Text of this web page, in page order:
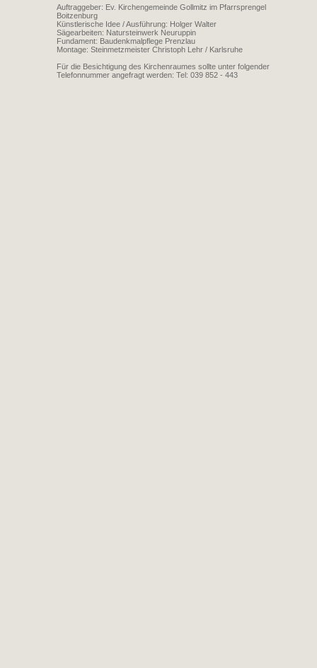
Auftraggeber: Ev. Kirchengemeinde Gollmitz im Pfarrsprengel
Boitzenburg
Künstlerische Idee / Ausführung: Holger Walter
Sägearbeiten: Natursteinwerk Neuruppin
Fundament: Baudenkmalpflege Prenzlau
Montage: Steinmetzmeister Christoph Lehr / Karlsruhe
Für die Besichtigung des Kirchenraumes sollte unter folgender
Telefonnummer angefragt werden: Tel: 039 852 - 443